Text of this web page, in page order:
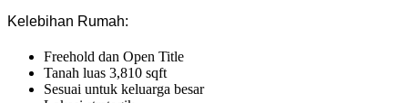
Kelebihan Rumah:
Freehold dan Open Title
Tanah luas 3,810 sqft
Sesuai untuk keluarga besar